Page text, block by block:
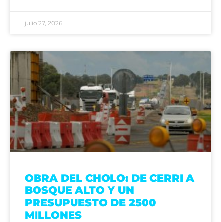
julio 27, 2026
OBRA DEL CHOLO: DE CERRI A
BOSQUE ALTO Y UN
PRESUPUESTO DE 2500
MILLONES